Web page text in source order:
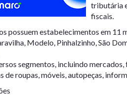
tributária
fiscais.
possuem estabelecimentos em 11
Modelo, Pinhalzinho, São
segmentos, incluindo
de roupas, móveis, autopeças,